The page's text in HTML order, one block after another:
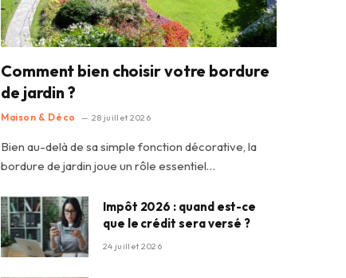
Comment bien choisir votre bordure
de jardin ?
Maison & Déco 28 juillet 2026
Bien au-delà de sa simple fonction décorative, la
bordure de jardin joue un rôle essentiel…
Impôt 2026 : quand est-ce
que le crédit sera versé ?
24 juillet 2026